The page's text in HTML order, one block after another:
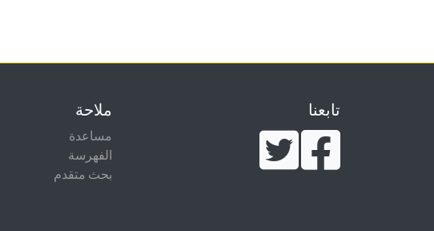
تابعنا ملاحة
مساعدة
الفهرسة
بحث متقدم